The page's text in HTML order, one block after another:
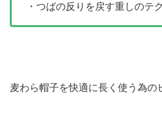
・つばの反りを戻す重しのテ
麦わら帽子を快適に長く使う為の